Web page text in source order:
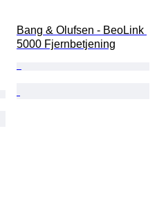
Bang & Olufsen - BeoLink
5000 Fjernbetjening